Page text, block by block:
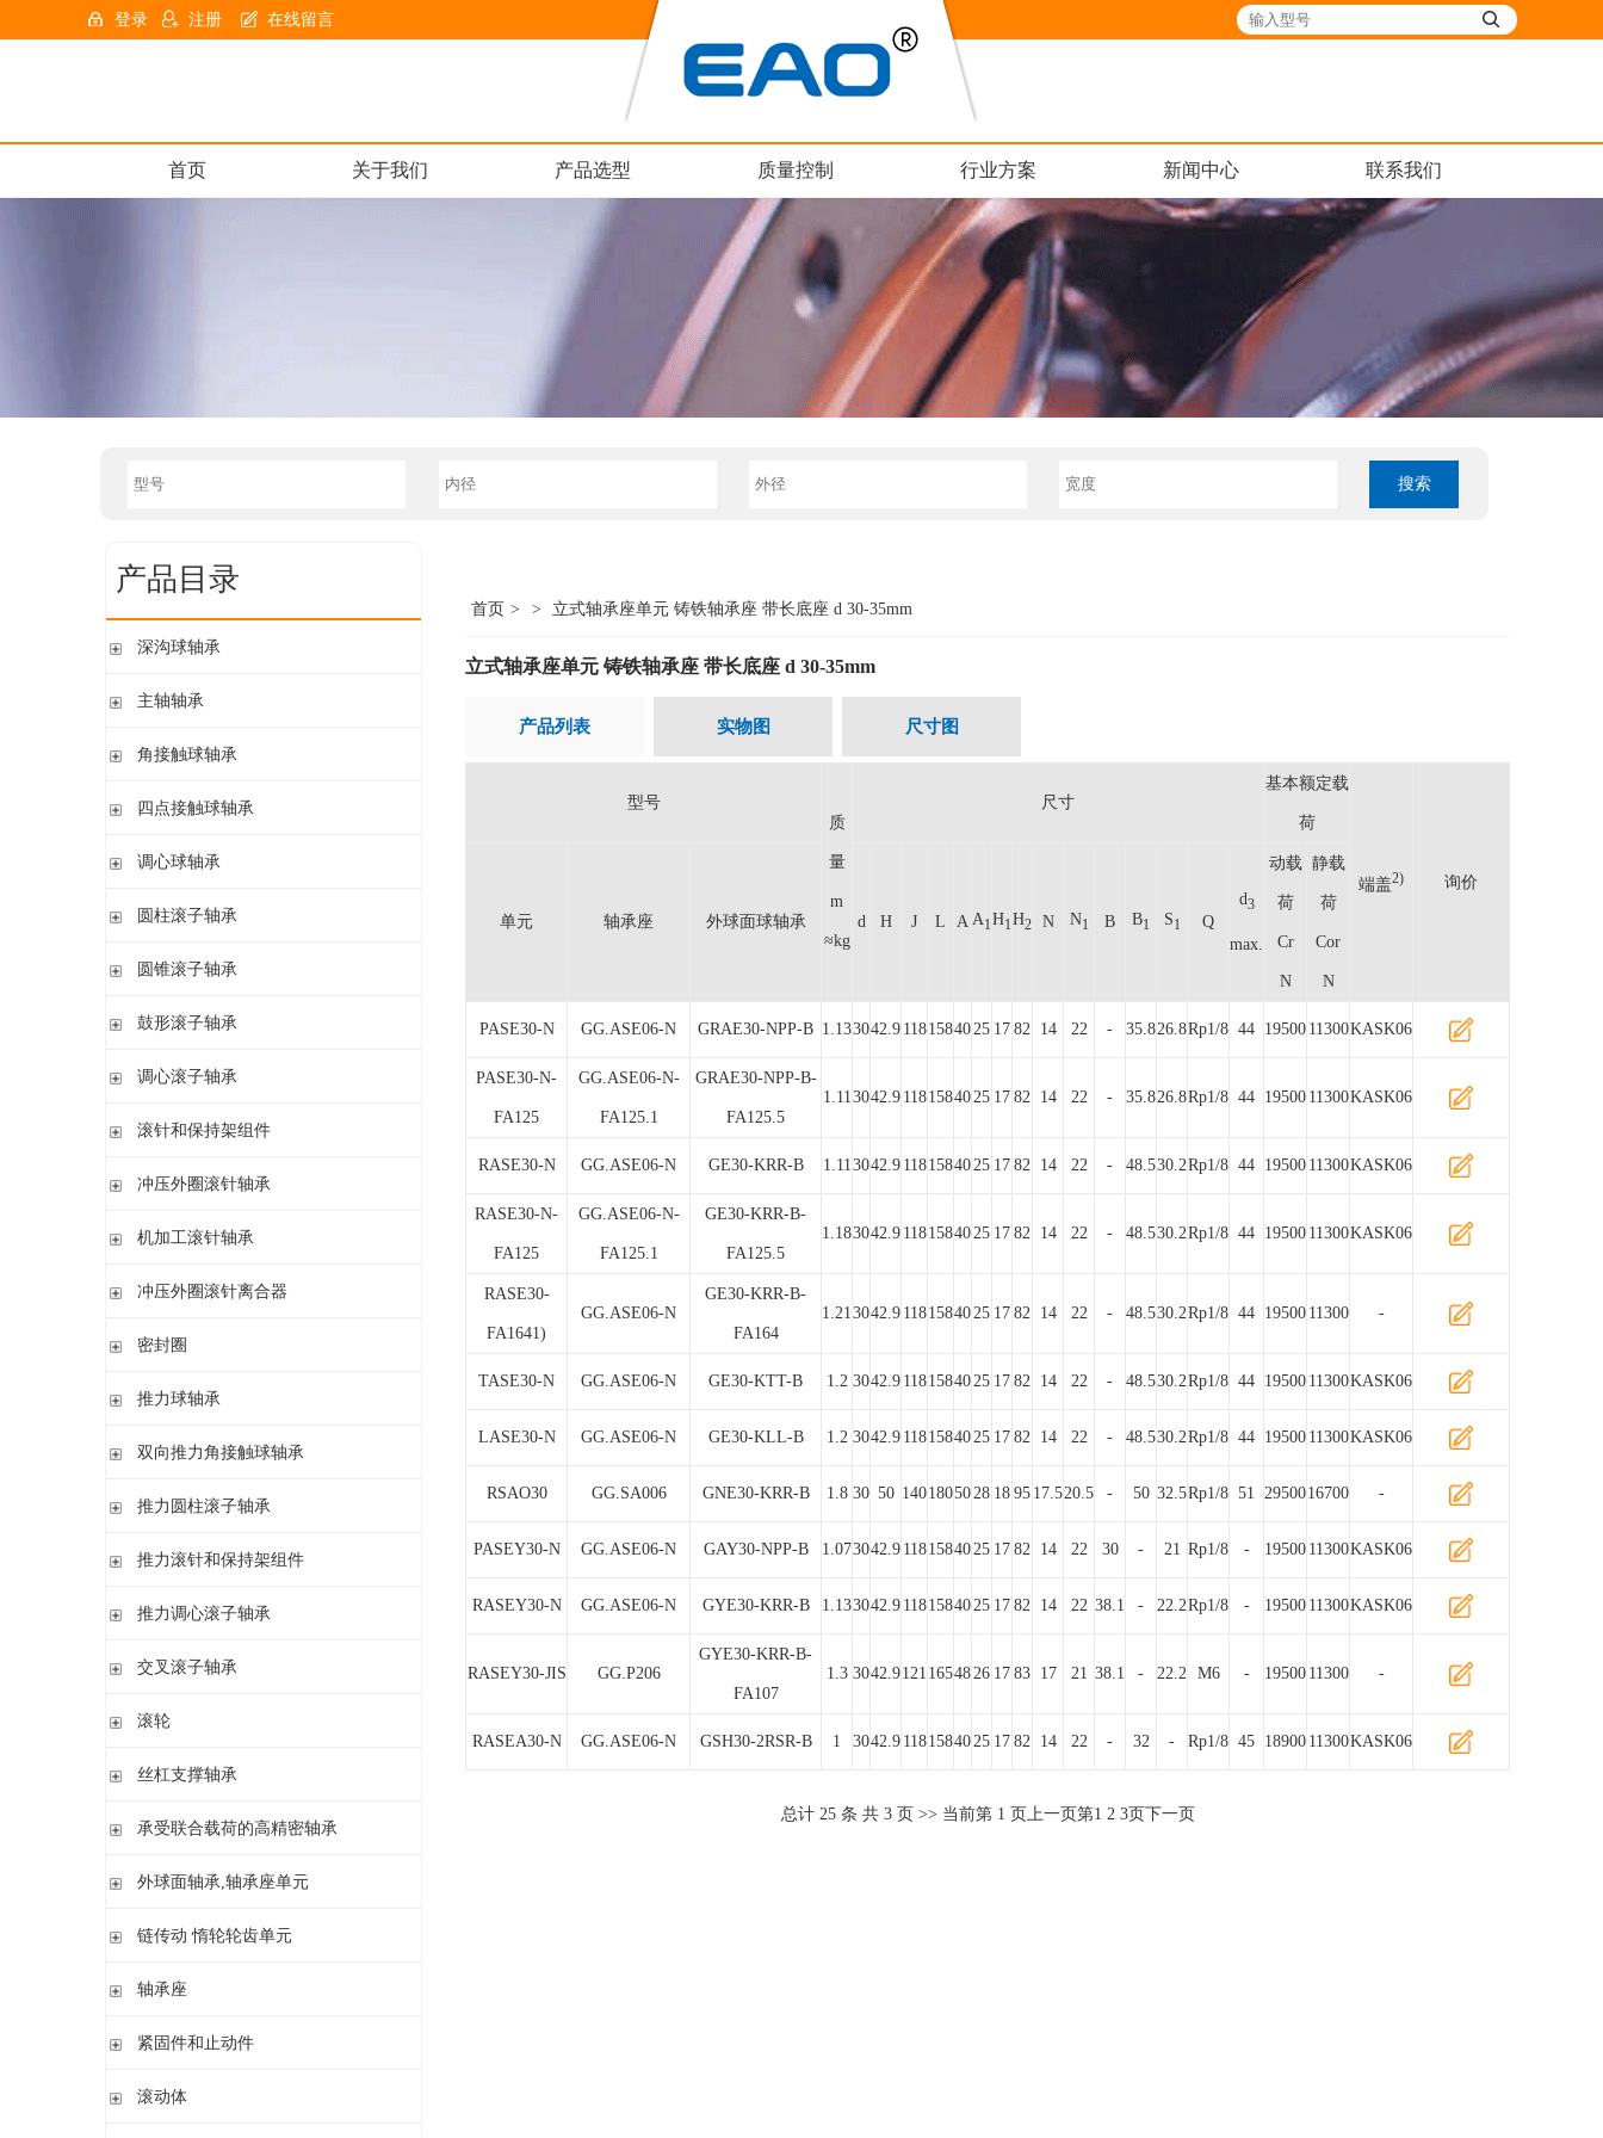
在线留言
登录 注册
首页 关于我们 产品选型 质量控制 行业方案 新闻中心 联系我们
产品目录
深沟球轴承
单列开式
双列
主轴轴承
带钢球
带钢球 密封
角接触球轴承
单列开式或密封
双列开式或密封
四点接触球轴承
四点接触球轴承
调心球轴承
圆柱孔开式或密封
圆柱孔或圆锥孔 开式
带紧定套开式或密封
带紧定套开式
圆柱滚子轴承
带保持架的圆柱滚子轴承
单列满装圆柱滚子轴承
高精密圆柱滚子轴承
圆锥滚子轴承
单列圆锥滚子轴承
单列英制圆锥滚子轴承
鼓形滚子轴承
圆柱孔或圆锥孔
调心滚子轴承
圆柱孔或圆锥孔
带退卸套
滚针和保持架组件
单列
冲压外圈滚针轴承
开式 闭式 无密封
开式、满装滚针单元、无密封
机加工滚针轴承
无内圈
带内圈 开式
带内圈 密封
无挡边无内圈 开式
调心 有/无内圈
滚针/ 推力球轴承 无内圈 带或不带外罩
滚针/ 推力圆柱滚子轴承 无内圈 带或不带外罩
内圈 无润滑孔
冲压外圈滚针离合器
不带轴承 带滚花或不带滚花
密封圈
密封圈
推力球轴承
单向推力球轴承
双向推力角接触球轴承
双向推力角接触球轴承
推力圆柱滚子轴承
推力圆柱滚子轴承 保持架组件 推力轴承垫圈
推力滚针和保持架组件
推力滚针和保持架组件 推力轴承垫圈
与向心滚针轴承 组合使用
推力调心滚子轴承
推力调心滚子轴承
交叉滚子轴承
交叉滚子轴承
滚轮
支承型滚轮
球轴承滚轮
丝杠支撑轴承
推力角接触球轴承
密封组件 精密锁紧螺母
承受联合载荷的高精密轴承
推力/向心轴承
外球面轴承,轴承座单元
外球面轴承
链传动 惰轮轮齿单元
链传动 惰轮轮齿单元
轴承座
立式轴承座SNV,剖分用于带紧定套的圆锥孔轴承
立式轴承座S30,剖分适用于带紧定套的圆锥孔调心滚子轴承
紧固件和止动件
紧定套
滚动体
首页 > > 立式轴承座单元 铸铁轴承座 带长底座 d 30-35mm
立式轴承座单元 铸铁轴承座 带长底座 d 30-35mm
产品列表 实物图 尺寸图
型号
质
量
m
≈kg
尺寸
基本额定载
荷
端盖2) 询价
单元 轴承座 外球面球轴承 d H J L A A1H1H2 N N1 B B1 S1 Q
d3
max.
动载
荷
Cr
N
静载
荷
Cor
N
PASE30-N GG.ASE06-N GRAE30-NPP-B 1.133042.9 1181584025 17 82 14 22 - 35.826.8Rp1/8 44 19500 11300KASK06
PASE30-N-
FA125
GG.ASE06-N-
FA125.1
GRAE30-NPP-B-
FA125.5
1.113042.9 1181584025 17 82 14 22 - 35.826.8Rp1/8 44 19500 11300KASK06
RASE30-N GG.ASE06-N GE30-KRR-B 1.113042.9 1181584025 17 82 14 22 - 48.530.2Rp1/8 44 19500 11300KASK06
RASE30-N-
FA125
GG.ASE06-N-
FA125.1
GE30-KRR-B-
FA125.5
1.183042.9 1181584025 17 82 14 22 - 48.530.2Rp1/8 44 19500 11300KASK06
RASE30-
FA1641)
GG.ASE06-N
GE30-KRR-B-
FA164
1.213042.9 1181584025 17 82 14 22 - 48.530.2Rp1/8 44 19500 11300 -
TASE30-N GG.ASE06-N GE30-KTT-B 1.2 3042.9 1181584025 17 82 14 22 - 48.530.2Rp1/8 44 19500 11300KASK06
LASE30-N GG.ASE06-N GE30-KLL-B 1.2 3042.9 1181584025 17 82 14 22 - 48.530.2Rp1/8 44 19500 11300KASK06
RSAO30 GG.SA006 GNE30-KRR-B 1.8 30 50 1401805028 18 95 17.520.5 - 50 32.5Rp1/8 51 2950016700 -
PASEY30-N GG.ASE06-N GAY30-NPP-B 1.073042.9 1181584025 17 82 14 22 30 - 21 Rp1/8 - 19500 11300KASK06
RASEY30-N GG.ASE06-N GYE30-KRR-B 1.133042.9 1181584025 17 82 14 22 38.1 - 22.2Rp1/8 - 19500 11300KASK06
RASEY30-JIS GG.P206
GYE30-KRR-B-
FA107
1.3 3042.9121 1654826 17 83 17 21 38.1 - 22.2 M6 - 19500 11300 -
RASEA30-N GG.ASE06-N GSH30-2RSR-B 1 3042.9 1181584025 17 82 14 22 - 32 - Rp1/8 45 18900 11300KASK06
总计 25条 共 3页 >> 当前第 1 页上一页第1 2 3页下一页